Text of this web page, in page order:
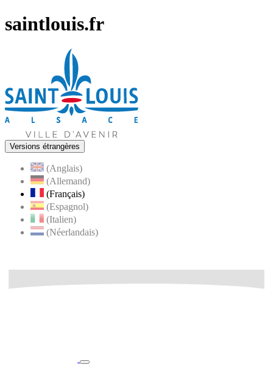
saintlouis.fr
Versions étrangères
(Anglais)
(Allemand)
(Français)
(Espagnol)
(Italien)
(Néerlandais)